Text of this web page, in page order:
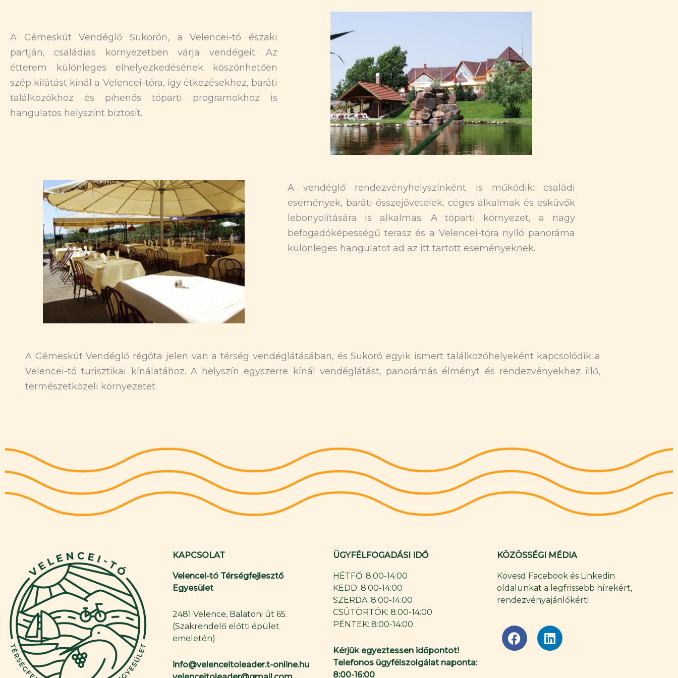
A Gémeskút Vendéglő Sukorón, a Velencei-tó északi
partján, családias környezetben várja vendégeit. Az
étterem különleges elhelyezkedésének köszönhetően
szép kilátást kínál a Velencei-tóra, így étkezésekhez, baráti
találkozókhoz és pihenős tóparti programokhoz is
hangulatos helyszínt biztosít.
A vendéglő rendezvényhelyszínként is működik: családi
események, baráti összejövetelek, céges alkalmak és esküvők
lebonyolítására is alkalmas. A tóparti környezet, a nagy
befogadóképességű terasz és a Velencei-tóra nyíló panoráma
különleges hangulatot ad az itt tartott eseményeknek.
A Gémeskút Vendéglő régóta jelen van a térség vendéglátásában, és Sukoró egyik ismert találkozóhelyeként kapcsolódik a
Velencei-tó turisztikai kínálatához. A helyszín egyszerre kínál vendéglátást, panorámás élményt és rendezvényekhez illő,
természetközeli környezetet.
KAPCSOLAT
Velencei-tó Térségfejlesztő
Egyesület
2481 Velence, Balatoni út 65.
(Szakrendelő előtti épület
emeletén)
info@velenceitoleader.t-online.hu
ÜGYFÉLFOGADÁSI IDŐ
HÉTFŐ: 8:00-14:00
KEDD: 8:00-14:00
SZERDA: 8:00-14:00
CSÜTÖRTÖK: 8:00-14:00
PÉNTEK: 8:00-14:00
Kérjük egyeztessen időpontot!
Telefonos ügyfélszolgálat naponta:
8:00-16:00
KÖZÖSSÉGI MÉDIA
Kövesd Facebook és Linkedin
oldalunkat a legfrissebb hírekért,
rendezvényajánlókért!
F
a
L
i